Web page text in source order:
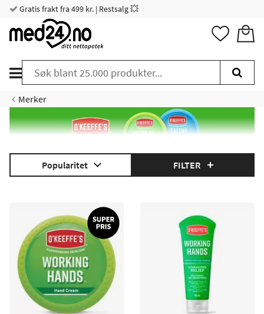
Gratis frakt fra 499 kr. | Restsalg 💥
Merker
Popularitet FILTER